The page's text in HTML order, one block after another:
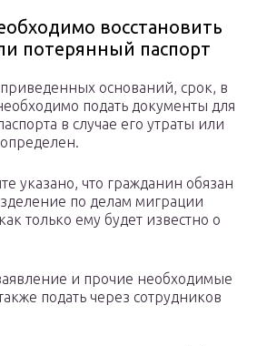
восстановить
потерянный паспорт
оснований, срок, в
подать документы для
в случае его утраты или
указано, что гражданин обязан
по делам миграции
только ему будет известно о
и прочие необходимые
подать через сотрудников